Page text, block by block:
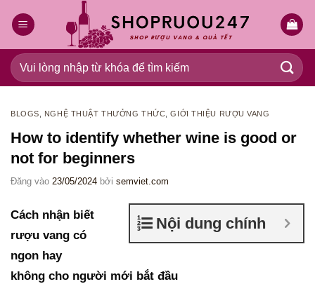
qua
dung
Tìm
kiếm:
BLOGS NGHỆ THUẬT THƯỞNG THỨC ,GIỚI THIỆU RƯỢU VANG
How to identify whether wine is good or
not for beginners
Đăng vào 23/05/2024 bởi semviet.com
Nội dung chính
Cách nhận biết
rượu vang có
ngon hay
không cho người mới bắt đầu